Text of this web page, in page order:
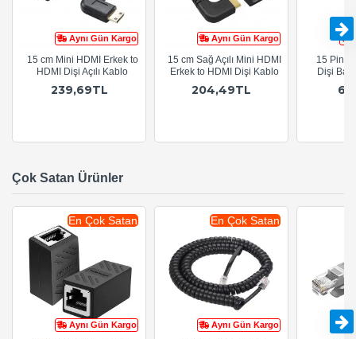
Aynı Gün Kargo
15 cm Mini HDMI Erkek to
HDMI Dişi Açılı Kablo
239,69TL
Aynı Gün Kargo
15 cm Sağ Açılı Mini HDMI
Erkek to HDMI Dişi Kablo
204,49TL
15 Pin
Dişi
Çok Satan Ürünler
Aynı Gün Kargo
En Çok Satan
Aynı Gün Kargo
En Çok Satan